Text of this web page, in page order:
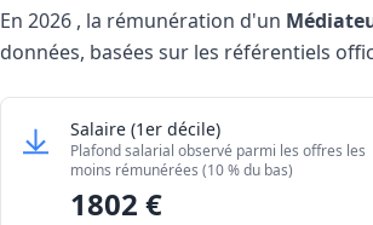
En 2026 , la rémunération d'un
données, basées sur les référentiels
Grille salariale Médiateur /
Niveau de salaire (Déciles)
Salaire minimum (10% les moins
Salaire maximum (10% les mieux
Salaire Médiateur / Médiatrice
(1er décile)
Plafond salarial observé parmi les offres les
moins rémunérées (10 % du bas)
1802 €